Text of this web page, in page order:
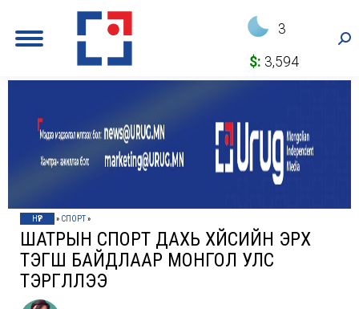
3
$: 3,594
НҮҮР » СПОРТ»
ШАТРЫН СПОРТ ДАХЬ ХҮЙСИЙН ЭРХ
ТЭГШ БАЙДЛААР МОНГОЛ УЛС
ТЭРГҮҮЛЛЭЭ